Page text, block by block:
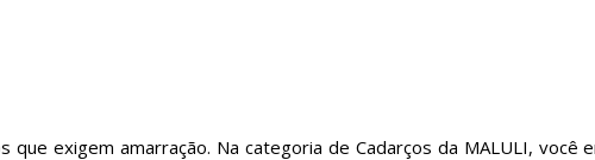
exigem amarração. Na categoria de Cadarços da MALULI, você